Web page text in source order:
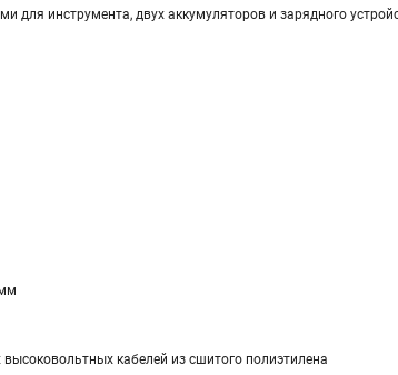
для инструмента, двух аккумуляторов и зарядного
кабелей из сшитого полиэтилена